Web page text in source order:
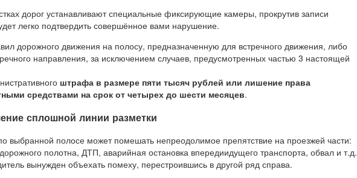
дорог устанавливают специальные фиксирующие камеры, прокрутив записи
легко подтвердить совершённое вами нарушение.
дорожного движения на полосу, предназначенную для встречного движения, либо
направления, за исключением случаев, предусмотренных частью 3 настоящей
штрафа в размере пяти тысяч рублей или лишение права
средствами на срок от четырех до шести месяцев.
сплошной линии разметки
выбранной полосе может помешать непреодолимое препятствие на проезжей части:
полотна, ДТП, аварийная остановка впередиидущего транспорта, обвал и т.д.
вынужден объехать помеху, перестроившись в другой ряд справа.